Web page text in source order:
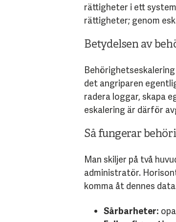
rättigheter i ett
rättigheter; genom
Betydelsen av
det angriparen
radera loggar, skapa
eskalering är därför
Så fungerar
Man skiljer på två
administratör.
komma åt dennes
Sårbarheter: